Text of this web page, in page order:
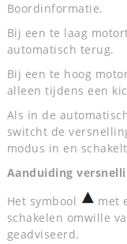
Boordinformatie.
Bij een te laag
automatisch terug.
Bij een te hoog
alleen tijdens een
Als in de
switcht de
modus in en
Aanduiding
Het symbool
met
schakelen omwille
geadviseerd.